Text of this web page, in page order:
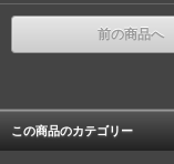
前の商品へ
この商品のカテゴリー